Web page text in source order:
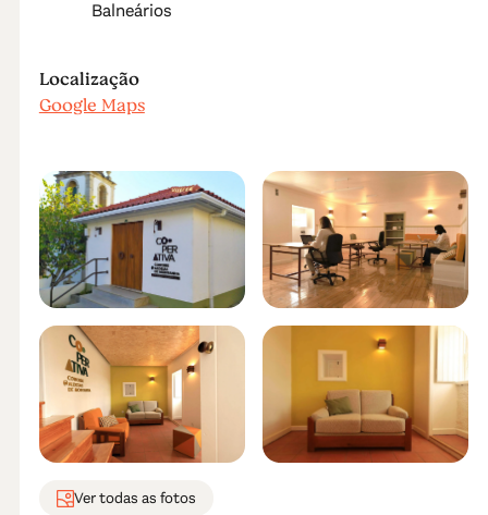
Balneários
Localização
Google Maps
Ver todas as fotos